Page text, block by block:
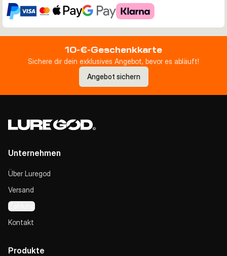
10-€-Geschenkkarte
Sichere dir dein exklusives Angebot, bevor es abläuft!
Angebot sichern
Unternehmen
Über Luregod
Versand
Zahlung
Kontakt
Produkte